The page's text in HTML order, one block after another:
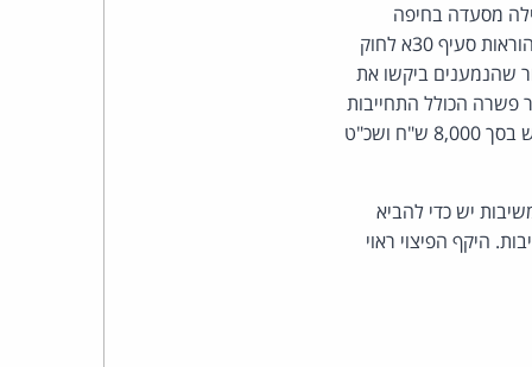
במסגרת בקשה לאישור תובענה כייצוגית. המשיבה 1 מפעילה מסעדה בחיפה
והמשיבות 2-3 עוסקות בניהול מועדון הלקוחות שלה. בבקשת האישור נטען כי המשיבות הפרו את הוראות סעיף 30א לחוק
אף לאחר שהנמענים ביקשו את
להסדר פשרה הכולל התחייבות
להמשיך ולפעול לפי החוק, פיצוי של 80,000 ש"ח לחברי הקבוצה וכן המלצה לתשלום גמול למבקש בסך 8,000 ש"ח ושכ"ט
יש כדי להביא
היקף הפיצוי ראוי